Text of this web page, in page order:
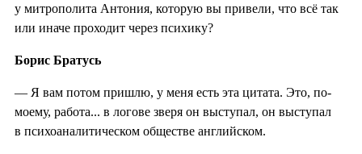
у митрополита Антония, которую вы привели, что всё так
или иначе проходит через психику?
Борис Братусь
— Я вам потом пришлю, у меня есть эта цитата. Это, по-
моему, работа... в логове зверя он выступал, он выступал
в психоаналитическом обществе английском.